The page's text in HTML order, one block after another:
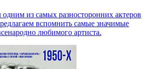
из самых разносторонних актеров
вспомнить самые значимые
любимого артиста.